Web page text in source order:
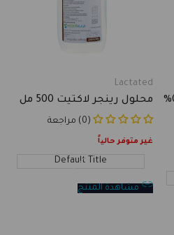
محلول كلوريد الصوديوم 0.9%
Vendor:
Lactated
محلول رينجر لاكتيت 500 مل
(0) مراجعة
غير متوفر حالياً
Default Title
مشاهدة المنتج